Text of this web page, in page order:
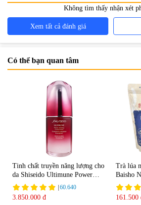
Không tìm thấy nhận xét
Xem tất cả đánh giá
Có thể bạn quan tâm
Tinh chất truyền năng lượng cho
da Shiseido Ultimune Power
75ml
60.640
3.850.000 đ
Trà lúa
Baisho
161.500